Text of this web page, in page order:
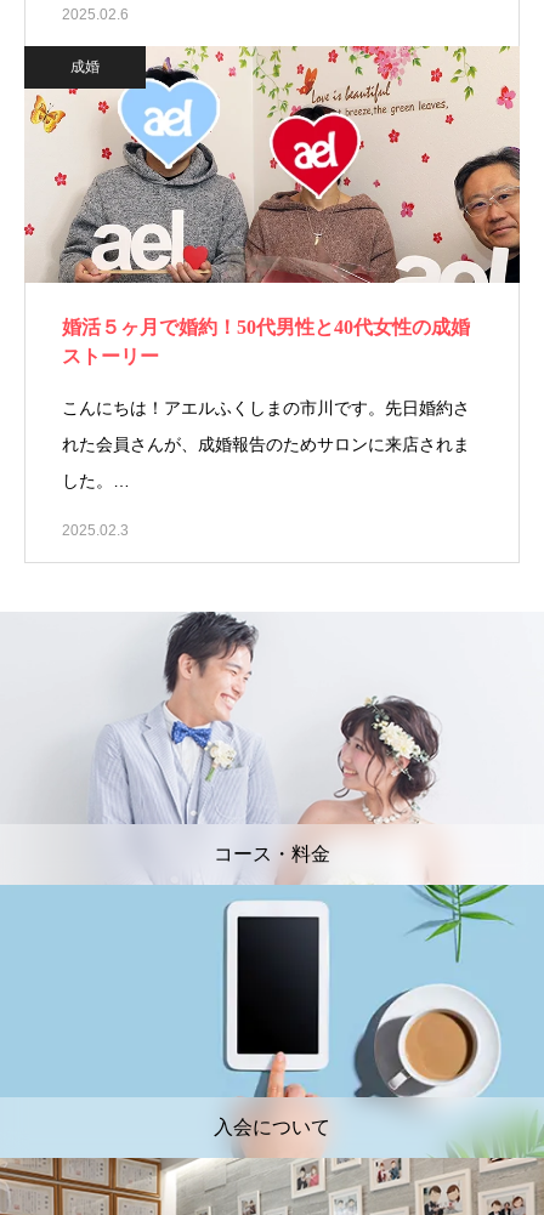
2025.02.6
成婚
婚活５ヶ月で婚約！50代男性と40代女性の成婚
ストーリー
こんにちは！アエルふくしまの市川です。先日婚約さ
れた会員さんが、成婚報告のためサロンに来店されま
した。…
2025.02.3
コース・料金
入会について